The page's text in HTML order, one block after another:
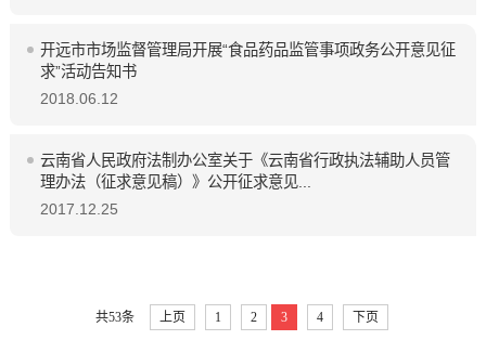
开远市市场监督管理局开展“食品药品监管事项政务公开意见征
求”活动告知书
2018.06.12
云南省人民政府法制办公室关于《云南省行政执法辅助人员管
理办法（征求意见稿）》公开征求意见...
2017.12.25
共53条 上页 1 2 3 4 下页